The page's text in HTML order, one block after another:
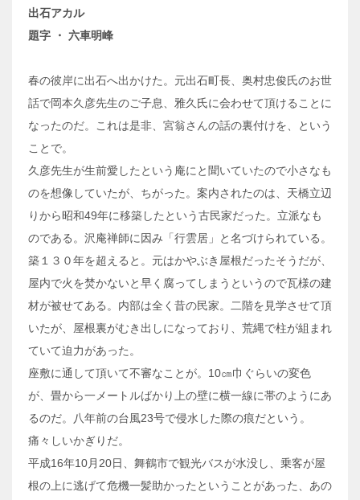
出石アカル
題字 ・ 六車明峰
春の彼岸に出石へ出かけた。元出石町長、奥村忠俊氏のお世
話で岡本久彦先生のご子息、雅久氏に会わせて頂けることに
なったのだ。これは是非、宮翁さんの話の裏付けを、という
ことで。
久彦先生が生前愛したという庵にと聞いていたので小さなも
のを想像していたが、ちがった。案内されたのは、天橋立辺
りから昭和49年に移築したという古民家だった。立派なも
のである。沢庵禅師に因み「行雲居」と名づけられている。
築１３０年を超えると。元はかやぶき屋根だったそうだが、
屋内で火を焚かないと早く腐ってしまうというので瓦様の建
材が被せてある。内部は全く昔の民家。二階を見学させて頂
いたが、屋根裏がむき出しになっており、荒縄で柱が組まれ
ていて迫力があった。
座敷に通して頂いて不審なことが。10㎝巾ぐらいの変色
が、畳から一メートルばかり上の壁に横一線に帯のようにあ
るのだ。八年前の台風23号で侵水した際の痕だという。
痛々しいかぎりだ。
平成16年10月20日、舞鶴市で観光バスが水没し、乗客が屋
根の上に逃げて危機一髪助かったということがあった、あの